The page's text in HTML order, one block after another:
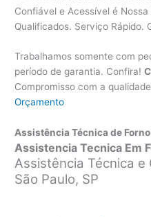
Confiável e Acessível é
Qualificados. Serviço Rápido.
Trabalhamos somente com
período de garantia. Confira!
Compromisso com a
Orçamento
Assistência Técnica de Forno
Assistencia Tecnica Em
Assistência Técnica
São Paulo, SP